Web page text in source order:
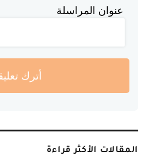
عنوان المراسلة
أترك
المقالات الأكثر قراءة